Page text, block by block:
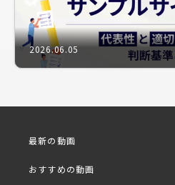
に踏んでいただきたいステ
そこで活用いただける評価
ステスト（以下HUT）」です
主にこれらHUTと会場調査
手法が代表的です。
2026.06.05
最新の動画
おすすめの動画